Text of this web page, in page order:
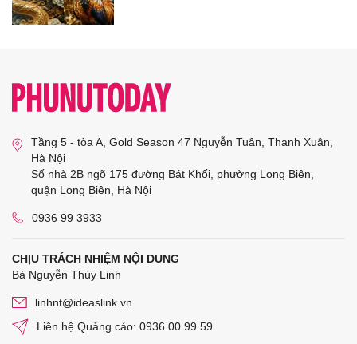
Tầng 5 - tòa A, Gold Season 47 Nguyễn Tuân, Thanh Xuân,
Hà Nội
Số nhà 2B ngõ 175 đường Bát Khối, phường Long Biên,
quận Long Biên, Hà Nội
0936 99 3933
CHỊU TRÁCH NHIỆM NỘI DUNG
Bà Nguyễn Thùy Linh
linhnt@ideaslink.vn
Liên hệ Quảng cáo: 0936 00 99 59